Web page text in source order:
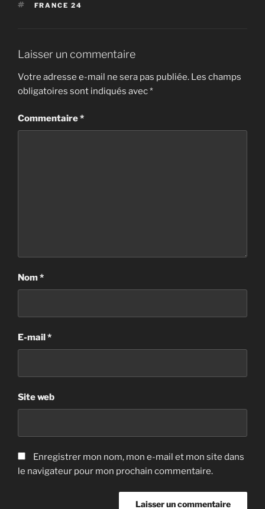
ÉTIQUETTES
FRANCE 24
Laisser un commentaire
Votre adresse e-mail ne sera pas publiée. Les champs
obligatoires sont indiqués avec*
Commentaire*
Nom*
E-mail*
Site web
Enregistrer mon nom, mon e-mail et mon site dans
le navigateur pour mon prochain commentaire.